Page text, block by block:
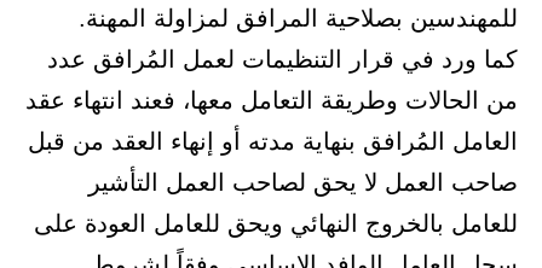
للمهندسين بصلاحية المرافق لمزاولة المهنة.
كما ورد في قرار التنظيمات لعمل المُرافق عدد
من الحالات وطريقة التعامل معها، فعند انتهاء عقد
العامل المُرافق بنهاية مدته أو إنهاء العقد من قبل
صاحب العمل لا يحق لصاحب العمل التأشير
للعامل بالخروج النهائي ويحق للعامل العودة على